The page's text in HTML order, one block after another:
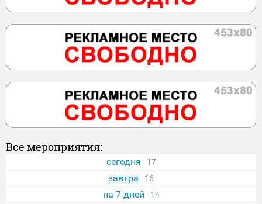
Все мероприятия:
сегодня 17
завтра 16
на 7 дней 14